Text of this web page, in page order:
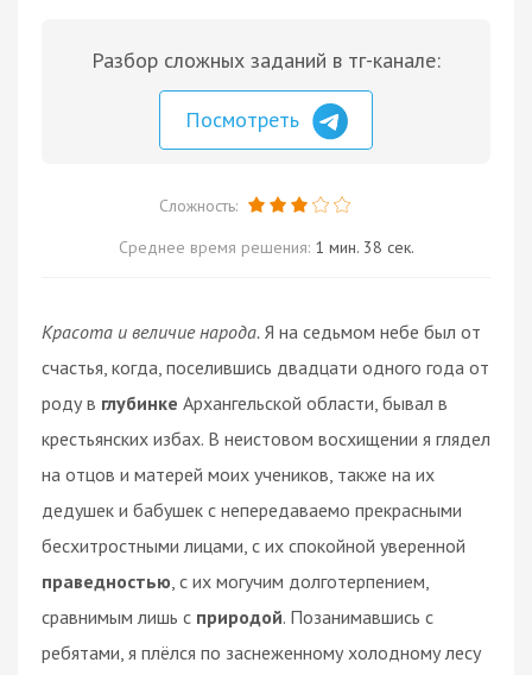
Разбор сложных заданий в тг-канале:
Посмотреть
Сложность:
Среднее время решения: 1 мин. 38 сек.
Красота и величие народа. Я на седьмом небе был от
счастья, когда, поселившись двадцати одного года от
роду в глубинке Архангельской области, бывал в
крестьянских избах. В неистовом восхищении я глядел
на отцов и матерей моих учеников, также на их
дедушек и бабушек с непередаваемо прекрасными
бесхитростными лицами, с их спокойной уверенной
праведностью , с их могучим долготерпением,
сравнимым лишь с природой. Позанимавшись с
ребятами, я плёлся по заснеженному холодному лесу